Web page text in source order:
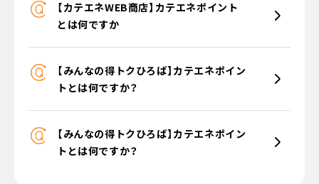
【カテエネWEB商店】カテエネポイント
とは何ですか
【みんなの得トクひろば】カテエネポイン
トとは何ですか？
【みんなの得トクひろば】カテエネポイン
トとは何ですか？